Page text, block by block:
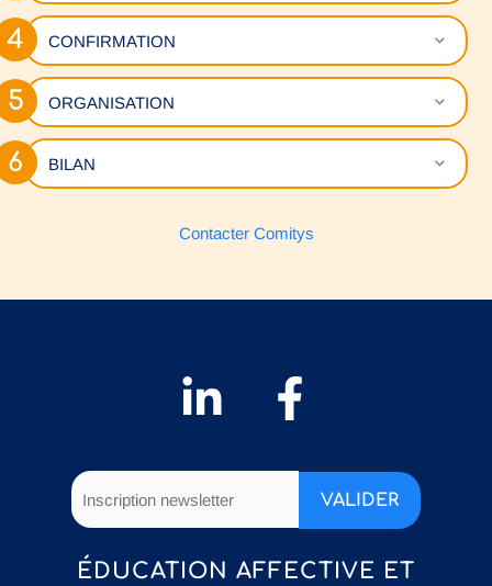
CONFIRMATION
ORGANISATION
BILAN
Contacter Comitys
ÉDUCATION AFFECTIVE ET